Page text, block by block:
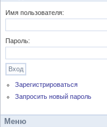
Имя пользователя:
Пароль:
Зарегистрироваться
Запросить новый пароль
Меню